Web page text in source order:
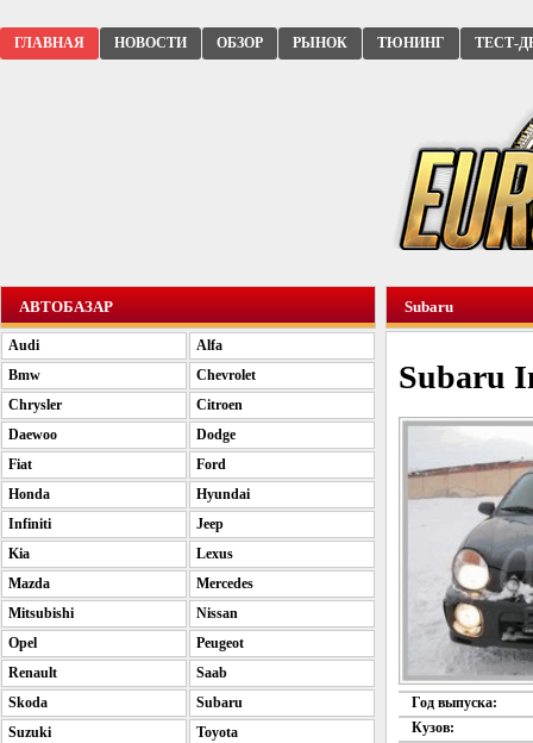
ГЛАВНАЯ НОВОСТИ ОБЗОР РЫНОК ТЮНИНГ ТЕСТ-
Subaru
Subaru
Год выпуска:
Кузов:
АВТОБАЗАР
Audi
Alfa
Bmw
Chevrolet
Chrysler
Citroen
Daewoo
Dodge
Fiat
Ford
Honda
Hyundai
Infiniti
Jeep
Kia
Lexus
Mazda
Mercedes
Mitsubishi
Nissan
Opel
Peugeot
Renault
Saab
Skoda
Subaru
Suzuki
Toyota